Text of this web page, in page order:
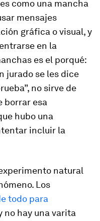
como una mancha
mensajes
gráfica o visual, y
en la
es el porqué:
jurado se les dice
no sirve de
borrar esa
hubo una
incluir la
natural
Los
todo para
no hay una varita